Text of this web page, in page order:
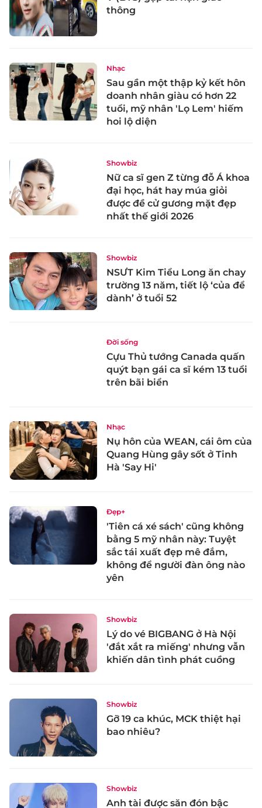
thông
Nhạc
Sau gần một thập kỷ kết hôn
doanh nhân giàu có hơn 22
tuổi, mỹ nhân 'Lọ Lem' hiếm
hoi lộ diện
Showbiz
Nữ ca sĩ gen Z từng đỗ Á khoa
đại học, hát hay múa giỏi
được đề cử gương mặt đẹp
nhất thế giới 2026
Showbiz
NSƯT Kim Tiểu Long ăn chay
trường 13 năm, tiết lộ ‘của để
dành’ ở tuổi 52
Đời sống
Cựu Thủ tướng Canada quấn
quýt bạn gái ca sĩ kém 13 tuổi
trên bãi biển
Nhạc
Nụ hôn của WEAN, cái ôm của
Quang Hùng gây sốt ở Tinh
Hà 'Say Hi'
Đẹp+
'Tiên cá xé sách' cũng không
bằng 5 mỹ nhân này: Tuyệt
sắc tái xuất đẹp mê đắm,
không để người đàn ông nào
yên
Showbiz
Lý do vé BIGBANG ở Hà Nội
'đắt xắt ra miếng' nhưng vẫn
khiến dân tình phát cuồng
Showbiz
Gỡ 19 ca khúc, MCK thiệt hại
bao nhiêu?
Showbiz
Anh tài được săn đón bậc